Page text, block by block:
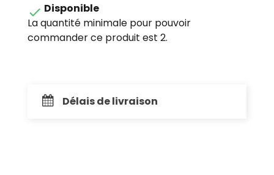
 Disponible
La quantité minimale pour pouvoir
commander ce produit est 2.
Délais de livraison